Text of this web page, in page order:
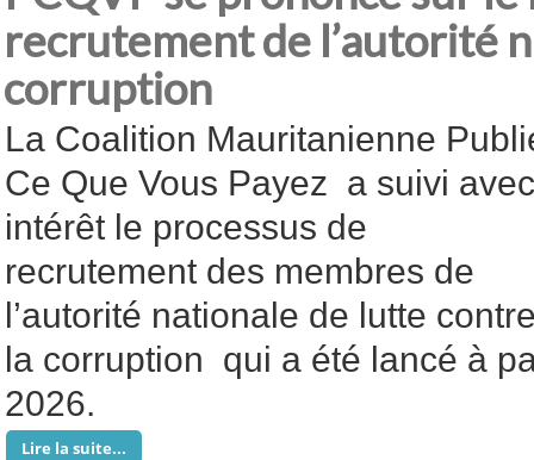
recrutement de l’autorité
corruption
La Coalition Mauritanienne
Ce Que Vous Payez a suivi avec
intérêt le processus de
recrutement des membres de
l’autorité nationale de lutte
la corruption qui a été lancé à
2026.
Lire la suite...